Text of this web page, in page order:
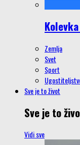
Zemlja
Svet
Sport
Sve je to život
Sve je to
Vidi sve